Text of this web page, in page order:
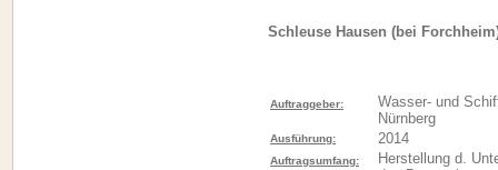
Schleuse Hausen (bei
Auftraggeber:
Wasser- und
Nürnberg
Ausführung: 2014
Auftragsumfang:
Herstellung d.